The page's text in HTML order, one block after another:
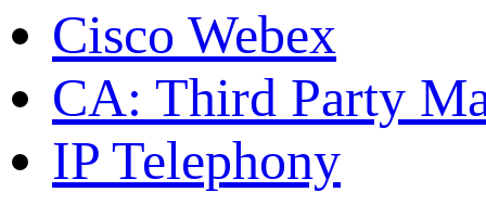
Cisco Webex
CA: Third Party
IP Telephony